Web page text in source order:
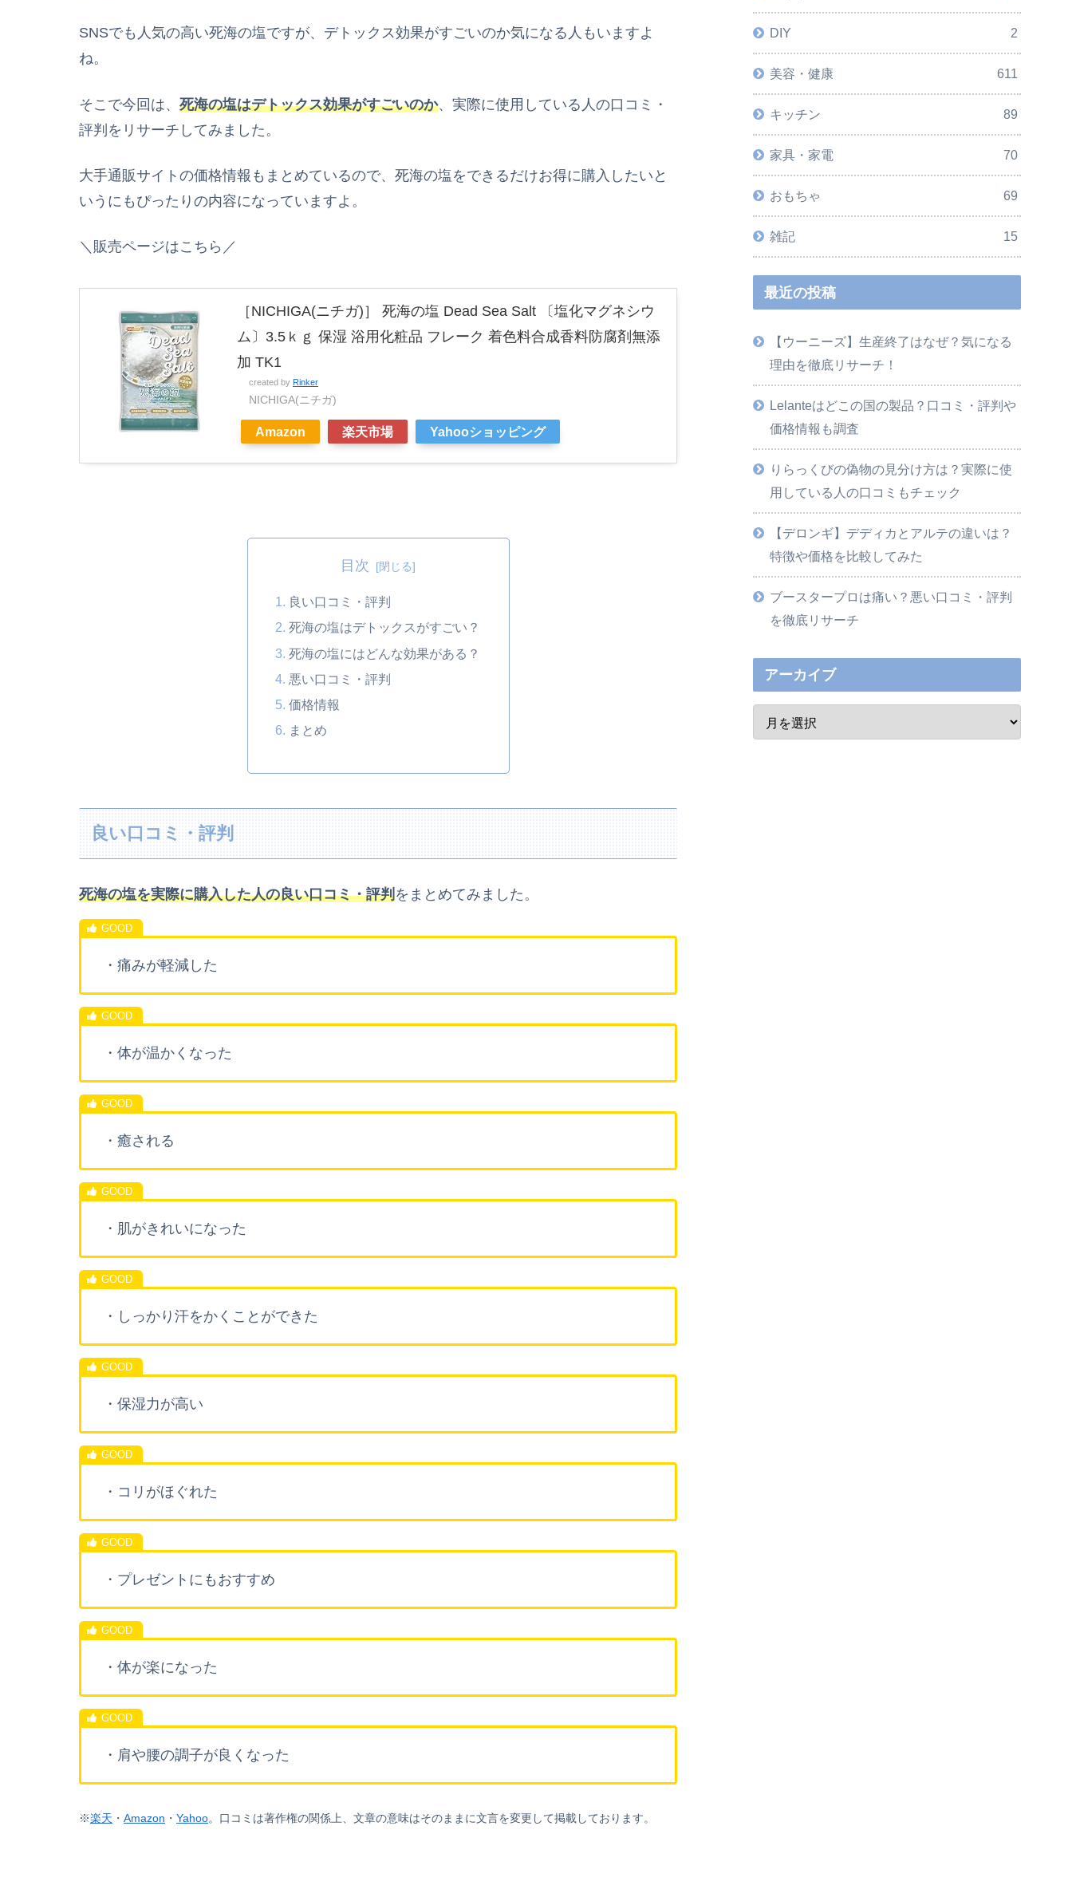
SNSでも人気の高い死海の塩ですが、デトックス効果がすごいのか気になる人もいますよ
ね。
そこで今回は、 死海の塩はデトックス効果がすごいのか、実際に使用している人の口コミ・
評判をリサーチしてみました。
大手通販サイトの価格情報もまとめているので、死海の塩をできるだけお得に購入したいと
いうにもぴったりの内容になっていますよ。
＼販売ページはこちら／
［NICHIGA(ニチガ)］ 死海の塩 Dead Sea Salt 〔塩化マグネシウ
ム〕3.5ｋｇ 保湿 浴用化粧品 フレーク 着色料合成香料防腐剤無添
加 TK1
created by Rinker
NICHIGA(ニチガ)
Amazon 楽天市場 Yahooショッピング
目次
良い口コミ・評判
死海の塩はデトックスがすごい？
死海の塩にはどんな効果がある？
悪い口コミ・評判
価格情報
まとめ
良い口コミ・評判
死海の塩を実際に購入した人の良い口コミ・評判をまとめてみました。
・痛みが軽減した
・体が温かくなった
・癒される
・肌がきれいになった
・しっかり汗をかくことができた
・保湿力が高い
・コリがほぐれた
・プレゼントにもおすすめ
・体が楽になった
・肩や腰の調子が良くなった
※楽天 ・ Amazon ・ Yahoo。 口コミは著作権の関係上、文章の意味はそのままに文言を変更して掲載しております。
DIY 2
美容・健康 611
キッチン 89
家具・家電 70
おもちゃ 69
雑記 15
最近の投稿
【ウーニーズ】生産終了はなぜ？気になる
理由を徹底リサーチ！
Lelanteはどこの国の製品？口コミ・評判や
価格情報も調査
りらっくびの偽物の見分け方は？実際に使
用している人の口コミもチェック
【デロンギ】デディカとアルテの違いは？
特徴や価格を比較してみた
ブースタープロは痛い？悪い口コミ・評判
を徹底リサーチ
アーカイブ